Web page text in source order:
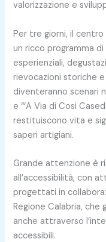
valorizzazione e
Per tre giorni, il
un ricco programma
esperienziali,
rievocazioni storiche
diventeranno scenari
e “‘A Via di Cosi
restituiscono vita e
saperi artigiani.
Grande attenzione è
all’accessibilità, con
progettati in
Regione Calabria,
anche attraverso
accessibili.